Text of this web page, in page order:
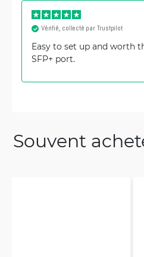
Vérifié, collecté par Trustpilot
Easy to set up and worth
SFP+ port.
Souvent